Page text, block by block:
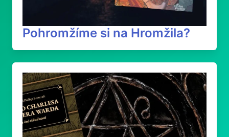
Pohromžíme si na Hromžila?